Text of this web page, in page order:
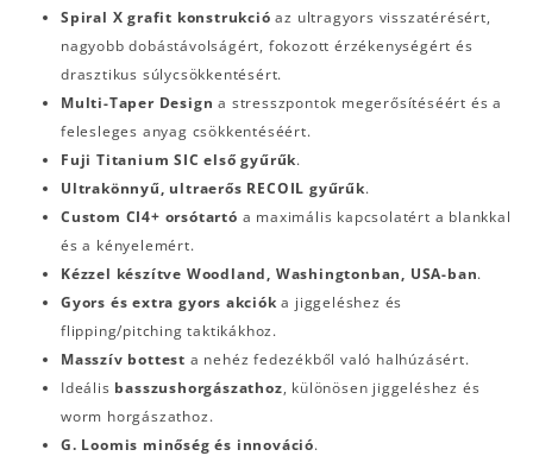
Spiral X grafit konstrukció az ultragyors visszatérésért,
nagyobb dobástávolságért, fokozott érzékenységért és
drasztikus súlycsökkentésért.
Multi-Taper Design a stresszpontok megerősítéséért és a
felesleges anyag csökkentéséért.
Fuji Titanium SIC első gyűrűk.
Ultrakönnyű, ultraerős RECOIL gyűrűk.
Custom CI4+ orsótartó a maximális kapcsolatért a blankkal
és a kényelemért.
Kézzel készítve Woodland, Washingtonban, USA-ban.
Gyors és extra gyors akciók a jiggeléshez és
flipping/pitching taktikákhoz.
Masszív bottest a nehéz fedezékből való halhúzásért.
Ideális basszushorgászathoz, különösen jiggeléshez és
worm horgászathoz.
G. Loomis minőség és innováció.